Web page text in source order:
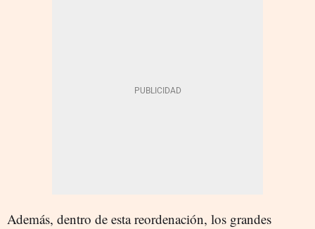
Además, dentro de esta reordenación, los grandes